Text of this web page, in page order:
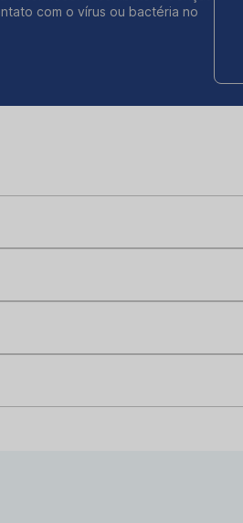
com o vírus ou bactéria no